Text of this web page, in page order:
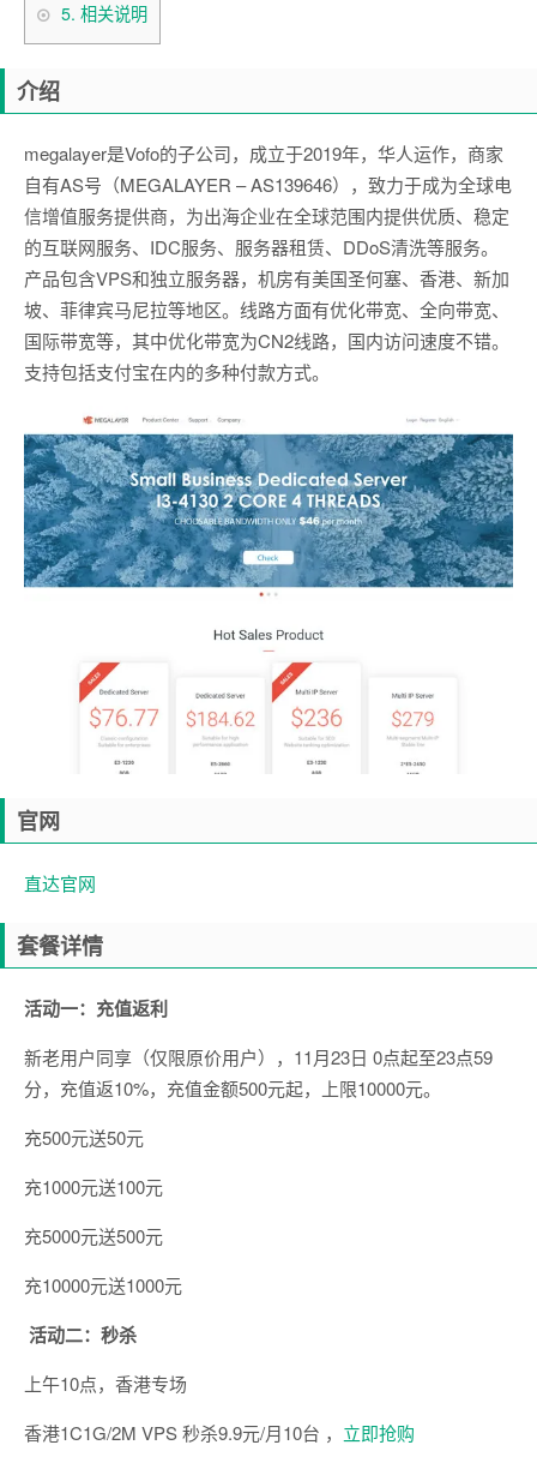
5. 相关说明
介绍
megalayer是Vofo的子公司，成立于2019年，华人运作，商家
自有AS号（MEGALAYER – AS139646），致力于成为全球电
信增值服务提供商，为出海企业在全球范围内提供优质、稳定
的互联网服务、IDC服务、服务器租赁、DDoS清洗等服务。
产品包含VPS和独立服务器，机房有美国圣何塞、香港、新加
坡、菲律宾马尼拉等地区。线路方面有优化带宽、全向带宽、
国际带宽等，其中优化带宽为CN2线路，国内访问速度不错。
支持包括支付宝在内的多种付款方式。
官网
直达官网
套餐详情
活动一：充值返利
新老用户同享（仅限原价用户）， 11月23日 0点起至23点59
分，充值返10%，充值金额500元起，上限10000元。
充500元送50元
充1000元送100元
充5000元送500元
充10000元送1000元
活动二：秒杀
上午10点，香港专场
香港1C1G/2M VPS秒杀9.9元/月10台 ， 立即抢购